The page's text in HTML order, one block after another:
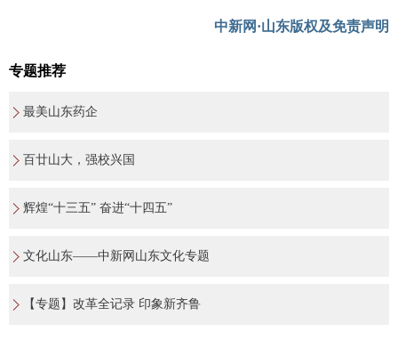
中新网·山东版权及免责声明
专题推荐
最美山东药企
百廿山大，强校兴国
辉煌“十三五” 奋进“十四五”
文化山东——中新网山东文化专题
【专题】改革全记录 印象新齐鲁